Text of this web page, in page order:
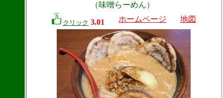
（味噌らーめん）
クリック 3.01 ホームページ 地図